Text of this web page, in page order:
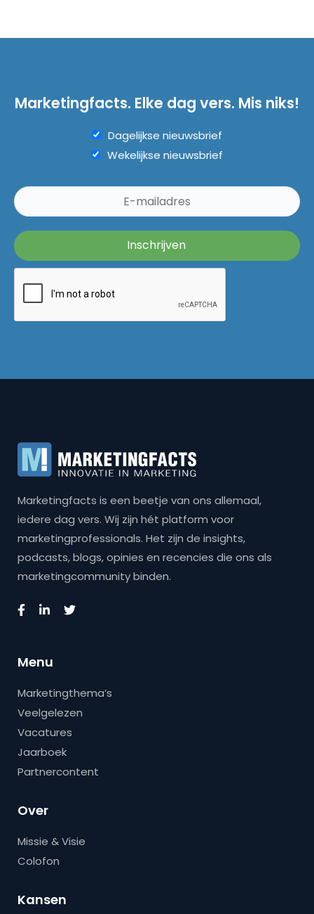
Marketingfacts. Elke dag vers. Mis niks!
Dagelijkse nieuwsbrief
Wekelijkse nieuwsbrief
Marketingfacts is een beetje van ons allemaal,
iedere dag vers. Wij zijn hét platform voor
marketingprofessionals. Het zijn de insights,
podcasts, blogs, opinies en recencies die ons als
marketingcommunity binden.
Menu
Marketingthema’s
Veelgelezen
Vacatures
Jaarboek
Partnercontent
Over
Missie & Visie
Colofon
Kansen